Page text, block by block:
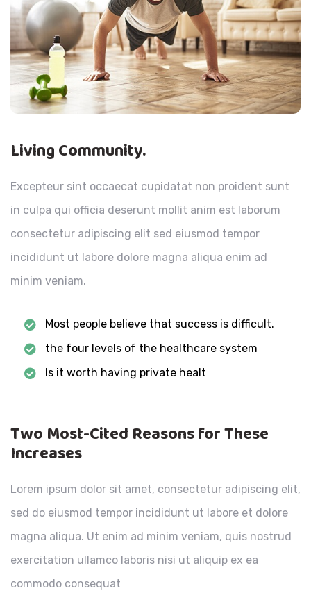
Living Community.
Excepteur sint occaecat cupidatat non proident sunt
in culpa qui officia deserunt mollit anim est laborum
consectetur adipiscing elit sed eiusmod tempor
incididunt ut labore dolore magna aliqua enim ad
minim veniam.
Most people believe that success is difficult.
the four levels of the healthcare system
Is it worth having private healt
Two Most-Cited Reasons for These
Increases
Lorem ipsum dolor sit amet, consectetur adipiscing elit,
sed do eiusmod tempor incididunt ut labore et dolore
magna aliqua. Ut enim ad minim veniam, quis nostrud
exercitation ullamco laboris nisi ut aliquip ex ea
commodo consequat